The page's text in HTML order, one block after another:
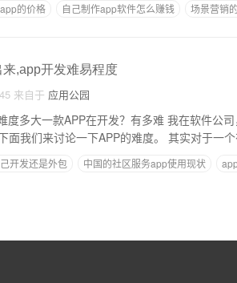
的价格 自己制作app软件怎么赚钱 场景营销
,app开发难易程度
来自于 应用公园
发？有多难 我在软件公司，开发，工作，现在看到开发，各种各样的问题和
不同的内容，下面我们来讨论
开发还是外包 中国的社区服务app使用现状